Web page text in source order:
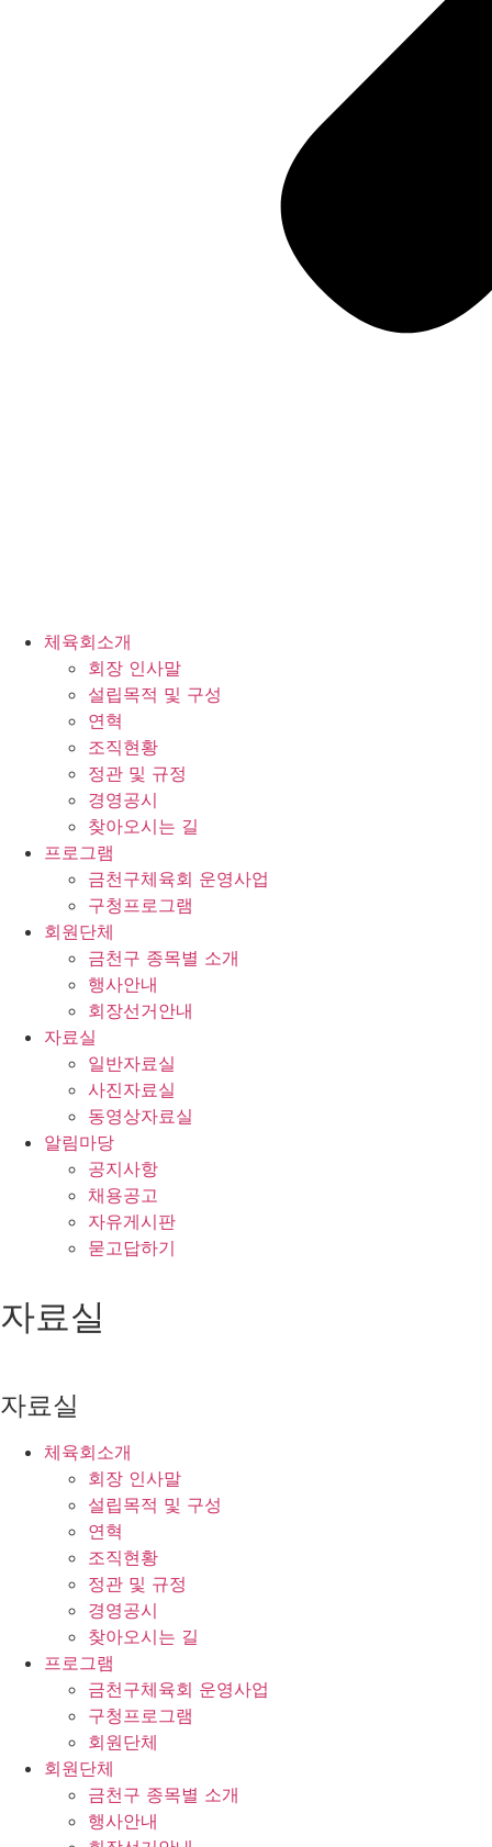
체육회소개
회장 인사말
설립목적 및 구성
연혁
조직현황
정관 및 규정
경영공시
찾아오시는 길
프로그램
금천구체육회 운영사업
구청프로그램
회원단체
금천구 종목별 소개
행사안내
회장선거안내
자료실
일반자료실
사진자료실
동영상자료실
알림마당
공지사항
채용공고
자유게시판
묻고답하기
자료실
자료실
체육회소개
회장 인사말
설립목적 및 구성
연혁
조직현황
정관 및 규정
경영공시
찾아오시는 길
프로그램
금천구체육회 운영사업
구청프로그램
회원단체
회원단체
금천구 종목별 소개
행사안내